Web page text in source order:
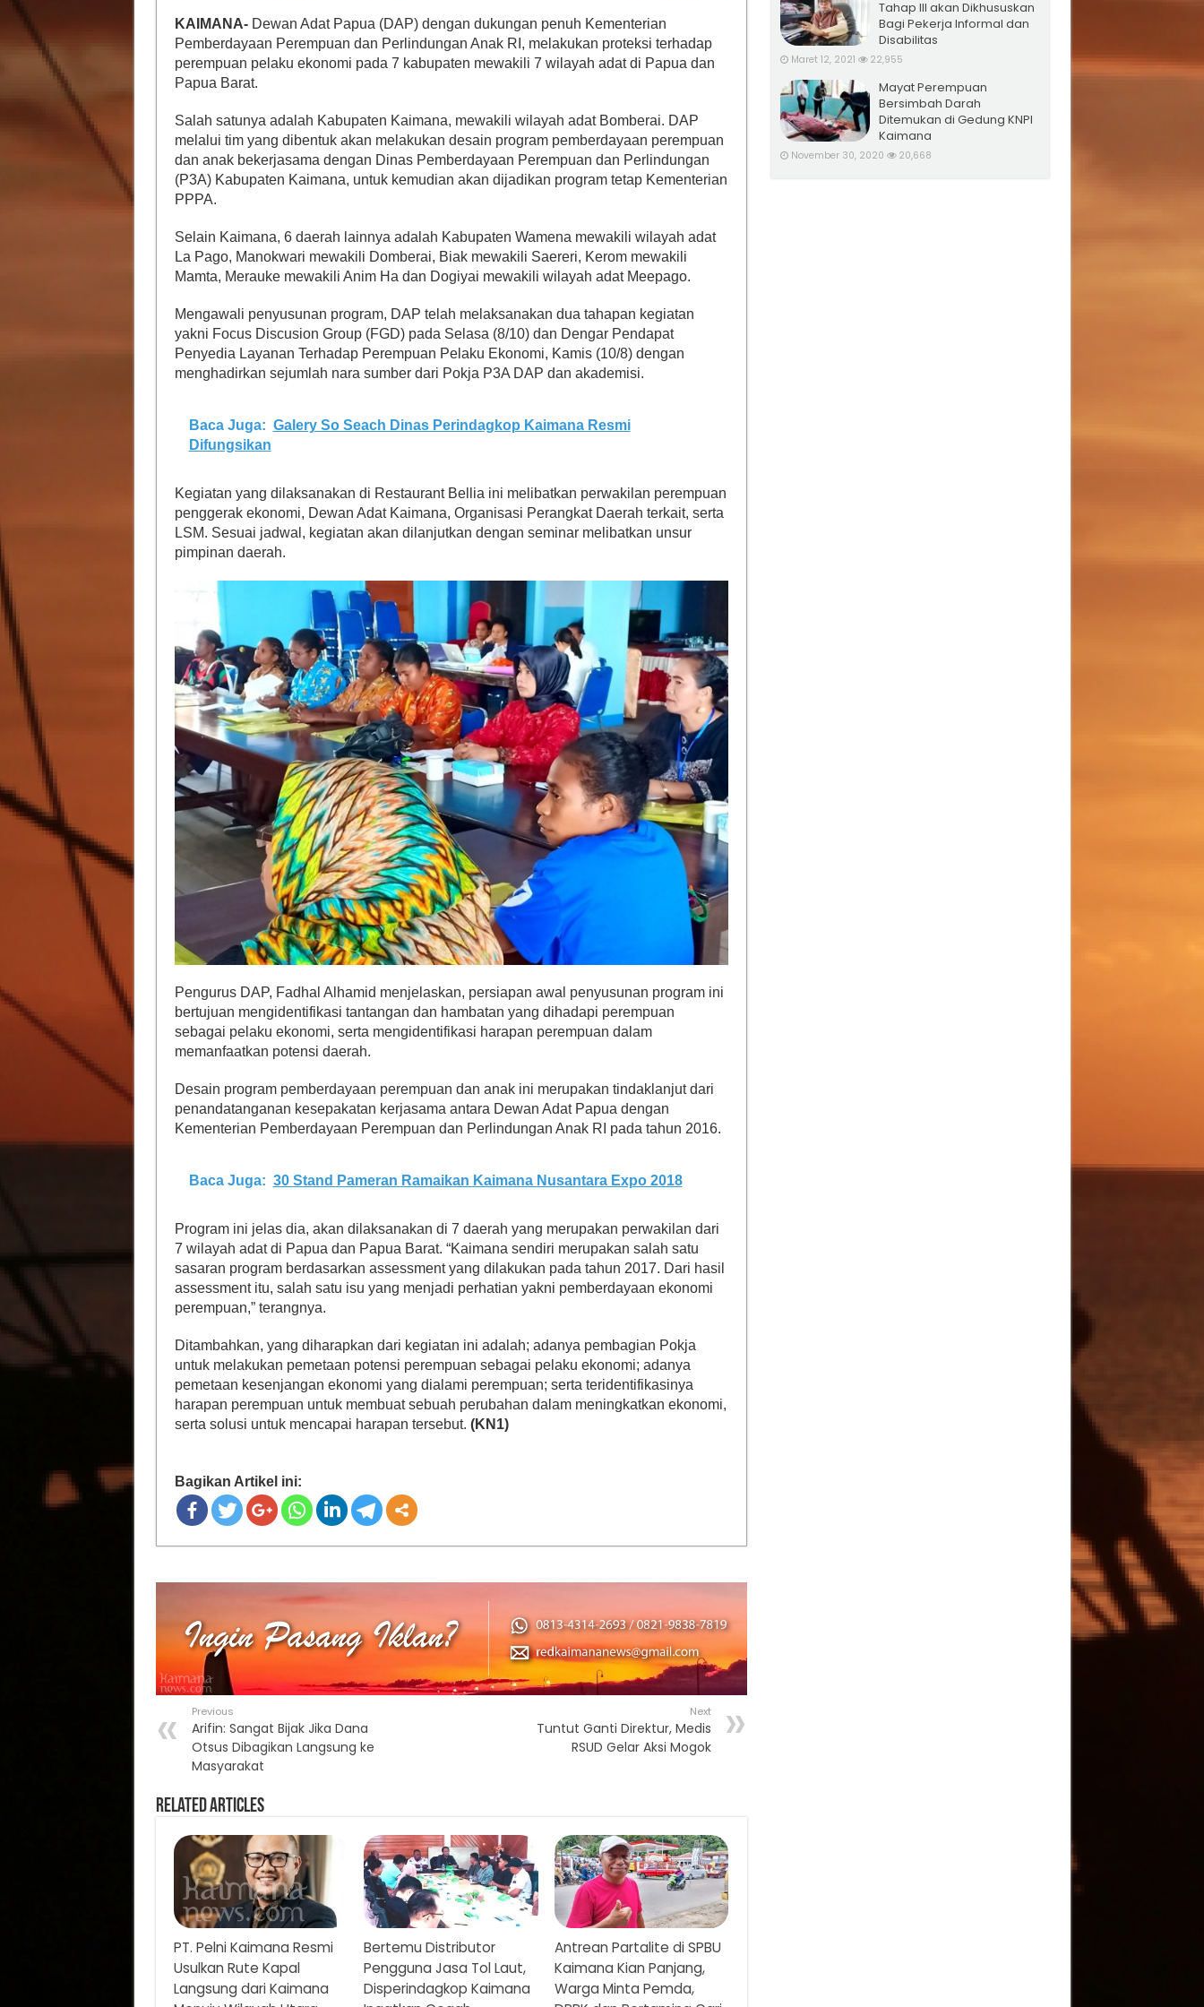
KAIMANA-Dewan Adat Papua (DAP) dengan dukungan penuh Kementerian
Pemberdayaan Perempuan dan Perlindungan Anak RI, melakukan proteksi terhadap
perempuan pelaku ekonomi pada 7 kabupaten mewakili 7 wilayah adat di Papua dan
Papua Barat.
Salah satunya adalah Kabupaten Kaimana, mewakili wilayah adat Bomberai. DAP
melalui tim yang dibentuk akan melakukan desain program pemberdayaan perempuan
dan anak bekerjasama dengan Dinas Pemberdayaan Perempuan dan Perlindungan
(P3A) Kabupaten Kaimana, untuk kemudian akan dijadikan program tetap Kementerian
PPPA.
Selain Kaimana, 6 daerah lainnya adalah Kabupaten Wamena mewakili wilayah adat
La Pago, Manokwari mewakili Domberai, Biak mewakili Saereri, Kerom mewakili
Mamta, Merauke mewakili Anim Ha dan Dogiyai mewakili wilayah adat Meepago.
Mengawali penyusunan program, DAP telah melaksanakan dua tahapan kegiatan
yakni Focus Discusion Group (FGD) pada Selasa (8/10) dan Dengar Pendapat
Penyedia Layanan Terhadap Perempuan Pelaku Ekonomi, Kamis (10/8) dengan
menghadirkan sejumlah nara sumber dari Pokja P3A DAP dan akademisi.
Baca Juga: Galery So Seach Dinas Perindagkop Kaimana Resmi
Difungsikan
Kegiatan yang dilaksanakan di Restaurant Bellia ini melibatkan perwakilan perempuan
penggerak ekonomi, Dewan Adat Kaimana, Organisasi Perangkat Daerah terkait, serta
LSM. Sesuai jadwal, kegiatan akan dilanjutkan dengan seminar melibatkan unsur
pimpinan daerah.
Pengurus DAP, Fadhal Alhamid menjelaskan, persiapan awal penyusunan program ini
bertujuan mengidentifikasi tantangan dan hambatan yang dihadapi perempuan
sebagai pelaku ekonomi, serta mengidentifikasi harapan perempuan dalam
memanfaatkan potensi daerah.
Desain program pemberdayaan perempuan dan anak ini merupakan tindaklanjut dari
penandatanganan kesepakatan kerjasama antara Dewan Adat Papua dengan
Kementerian Pemberdayaan Perempuan dan Perlindungan Anak RI pada tahun 2016.
Baca Juga: 30 Stand Pameran Ramaikan Kaimana Nusantara Expo 2018
Program ini jelas dia, akan dilaksanakan di 7 daerah yang merupakan perwakilan dari
7 wilayah adat di Papua dan Papua Barat. “Kaimana sendiri merupakan salah satu
sasaran program berdasarkan assessment yang dilakukan pada tahun 2017. Dari hasil
assessment itu, salah satu isu yang menjadi perhatian yakni pemberdayaan ekonomi
perempuan,” terangnya.
Ditambahkan, yang diharapkan dari kegiatan ini adalah; adanya pembagian Pokja
untuk melakukan pemetaan potensi perempuan sebagai pelaku ekonomi; adanya
pemetaan kesenjangan ekonomi yang dialami perempuan; serta teridentifikasinya
harapan perempuan untuk membuat sebuah perubahan dalam meningkatkan ekonomi,
serta solusi untuk mencapai harapan tersebut. (KN1)
Bagikan Artikel ini:
Previous
Arifin: Sangat Bijak Jika Dana
Otsus Dibagikan Langsung ke
Masyarakat
Next
Tuntut Ganti Direktur, Medis
RSUD Gelar Aksi Mogok
Related Articles
PT. Pelni Kaimana Resmi
Usulkan Rute Kapal
Langsung dari Kaimana
Bertemu Distributor
Pengguna Jasa Tol Laut,
Disperindagkop Kaimana
Antrean Partalite di SPBU
Kaimana Kian Panjang,
Warga Minta Pemda,
Tahap III akan Dikhususkan
Bagi Pekerja Informal dan
Disabilitas
Maret 12, 2021 22,955
Mayat Perempuan
Bersimbah Darah
Ditemukan di Gedung KNPI
Kaimana
November 30, 2020 20,668